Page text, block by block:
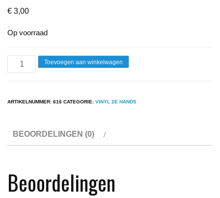
€ 3,00
Op voorraad
-
Juvet
Lady
Night
Toevoegen aan winkelwagen
ARTIKELNUMMER: 616 CATEGORIE: VINYL 2E HANDS
BEOORDELINGEN (0)
Beoordelingen